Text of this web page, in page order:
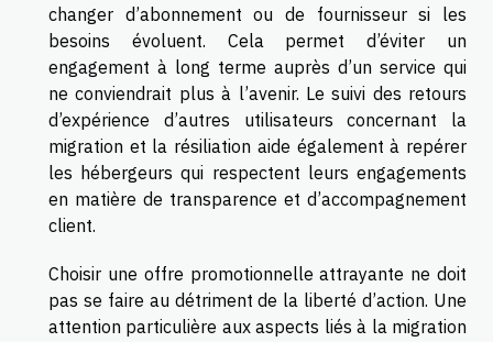
changer d’abonnement ou de fournisseur si les
besoins évoluent. Cela permet d’éviter un
engagement à long terme auprès d’un service qui
ne conviendrait plus à l’avenir. Le suivi des retours
d’expérience d’autres utilisateurs concernant la
migration et la résiliation aide également à repérer
les hébergeurs qui respectent leurs engagements
en matière de transparence et d’accompagnement
client.
Choisir une offre promotionnelle attrayante ne doit
pas se faire au détriment de la liberté d’action. Une
attention particulière aux aspects liés à la migration